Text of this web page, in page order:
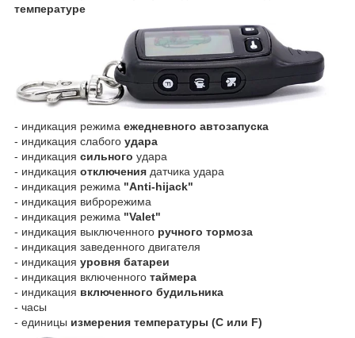
температуре
- индикация режима ежедневного автозапуска
- индикация слабого удара
- индикация сильного удара
- индикация отключения датчика удара
- индикация режима "Anti-hijack"
- индикация виброрежима
- индикация режима "Valet"
- индикация выключенного ручного тормоза
- индикация заведенного двигателя
- индикация уровня батареи
- индикация включенного таймера
- индикация включенного будильника
- часы
- единицы измерения температуры (С или F)